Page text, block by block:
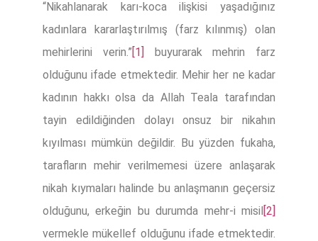
“Nikahlanarak karı-koca ilişkisi yaşadığınız
kadınlara kararlaştırılmış (farz kılınmış) olan
mehirlerini verin.”[1] buyurarak mehrin farz
olduğunu ifade etmektedir. Mehir her ne kadar
kadının hakkı olsa da Allah Teala tarafından
tayin edildiğinden dolayı onsuz bir nikahın
kıyılması mümkün değildir. Bu yüzden fukaha,
tarafların mehir verilmemesi üzere anlaşarak
nikah kıymaları halinde bu anlaşmanın geçersiz
olduğunu, erkeğin bu durumda mehr-i misil[2]
vermekle mükellef olduğunu ifade etmektedir.